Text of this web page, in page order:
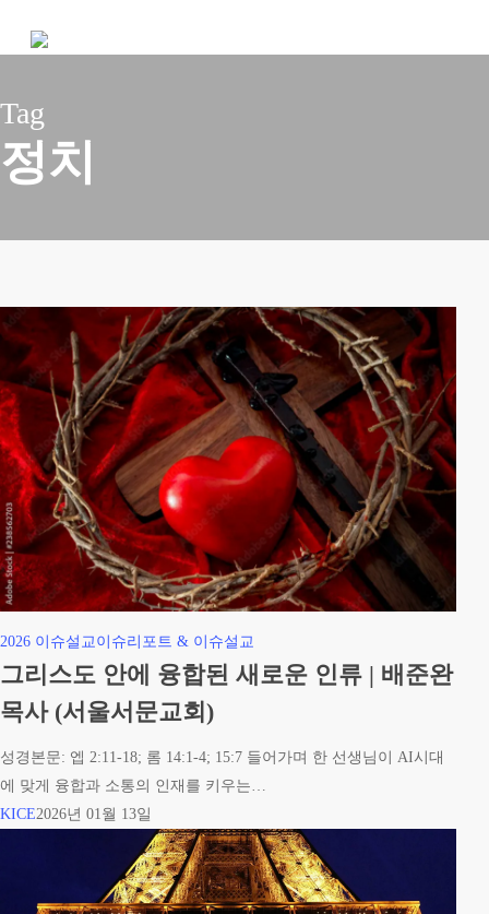
Tag
정치
그
리
안
에
융
2026 이슈설교 이슈리포트 & 이슈설교
그리스도 안에 융합된 새로운 인류 | 배준완
목사 (서울서문교회)
성경본문: 엡 2:11-18; 롬 14:1-4; 15:7 들어가며 한 선생님이 AI시대
에 맞게 융합과 소통의 인재를 키우는…
KICE2026년 01월 13일